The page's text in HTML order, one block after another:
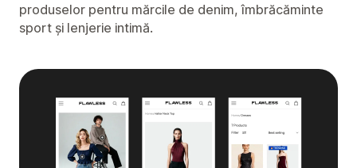
produselor pentru mărcile de denim, îmbrăcăminte
sport și lenjerie intimă.